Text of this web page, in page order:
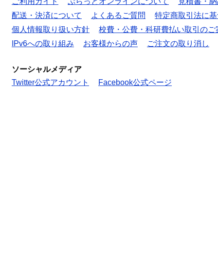
配送・決済について
よくあるご質問
特定商取引法に
個人情報取り扱い方針
校費・公費・科研費払い取引のご
IPv6への取り組み
お客様からの声 ご注文の取り消し
ソーシャルメディア
Twitter公式アカウント
Facebook公式ページ